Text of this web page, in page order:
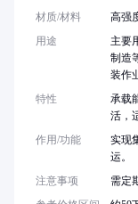
材质/材料
高强
用途
主要
制造
装作
特性
承载
活，
作用/功能
实现
运。
注意事项
需定